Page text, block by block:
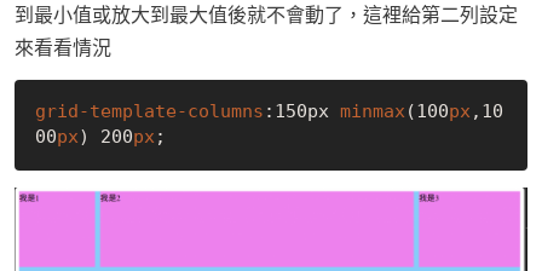
到最小值或放大到最大值後就不會動了，這裡給第二列設定
來看看情況
grid-template-columns :150px minmax (100px ,10
00px) 200px